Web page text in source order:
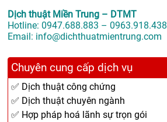
Dịch thuật Miền Trung – DTMT
Hotline: 0947.688.883 – 0963.918.438
Email: info@dichthuatmientrung.com
Chuyên cung cấp dịch vụ
✅ Dịch thuật công chứng
✅ Dịch thuật chuyên ngành
✅ Hợp pháp hoá lãnh sự trọn gói